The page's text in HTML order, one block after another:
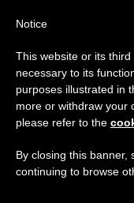
TAG
Notice
This website or its
necessary to its
purposes illustrated in
more or withdraw your
please refer to the
By closing this banner,
continuing to browse